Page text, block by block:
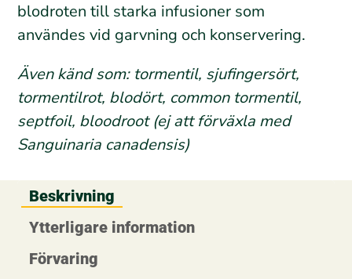
blodroten till starka infusioner som
användes vid garvning och konservering.
Även känd som: tormentil, sjufingersört,
tormentilrot, blodört, common tormentil,
septfoil, bloodroot (ej att förväxla med
Sanguinaria canadensis)
Beskrivning
Ytterligare information
Förvaring